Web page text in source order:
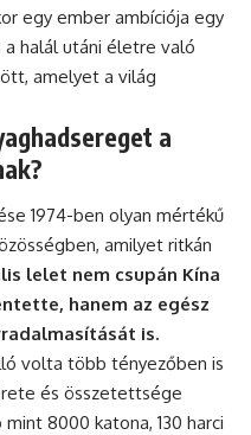
egy ember ambíciója egy
halál utáni életre való
amelyet a világ
a
1974-ben olyan mértékű
amilyet ritkán
lelet nem csupán Kína
hanem az egész
is.
volta több tényezőben is
és összetettsége
8000 katona, 130 harci